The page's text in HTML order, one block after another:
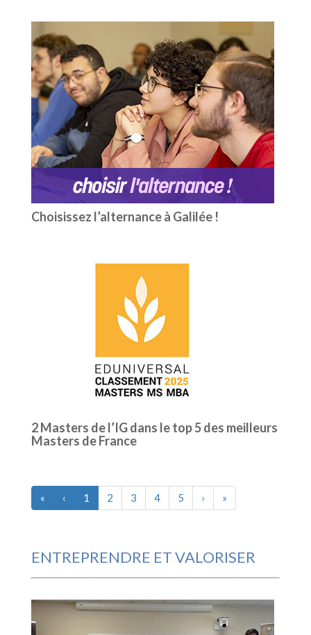
Choisissez l’alternance à Galilée !
2 Masters de l’IG dans le top 5 des meilleurs
Masters de France
« ‹ 1 2 3 4 5 › »
ENTREPRENDRE ET VALORISER